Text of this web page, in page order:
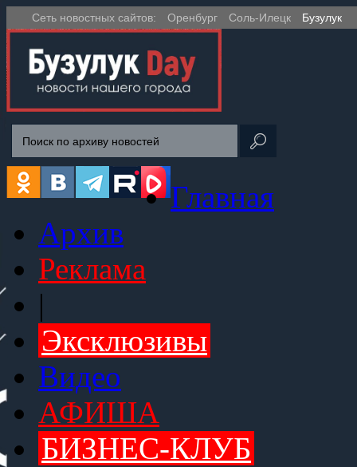
Сеть новостных сайтов: Оренбург Соль-Илецк Бузулук
Главная
Архив
Реклама
|
Эксклюзивы
Видео
АФИША
БИЗНЕС-КЛУБ